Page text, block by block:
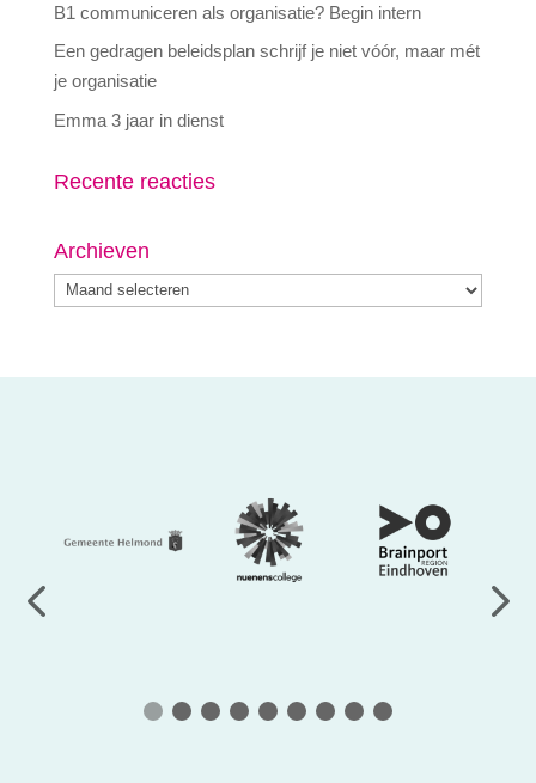
B1 communiceren als organisatie? Begin intern
Een gedragen beleidsplan schrijf je niet vóór, maar mét
je organisatie
Emma 3 jaar in dienst
Recente reacties
Archieven
Archieven